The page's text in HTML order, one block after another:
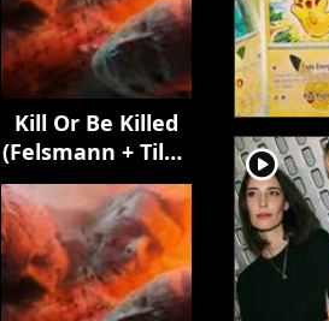
Kill Or Be Killed
(Felsmann + Tiley
Reinterpretation)
player2